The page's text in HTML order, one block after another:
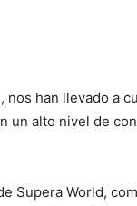
han llevado a
un alto nivel de
Supera World,